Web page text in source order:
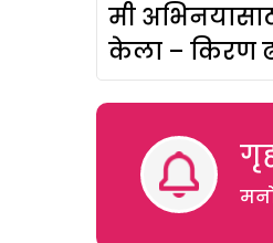
मी
केला – किरण